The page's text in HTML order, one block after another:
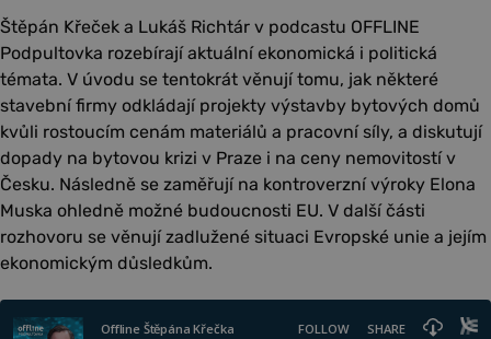
Štěpán Křeček a Lukáš Richtár v podcastu OFFLINE
Podpultovka rozebírají aktuální ekonomická i politická
témata. V úvodu se tentokrát věnují tomu, jak některé
stavební firmy odkládají projekty výstavby bytových domů
kvůli rostoucím cenám materiálů a pracovní síly, a diskutují
dopady na bytovou krizi v Praze i na ceny nemovitostí v
Česku. Následně se zaměřují na kontroverzní výroky Elona
Muska ohledně možné budoucnosti EU. V další části
rozhovoru se věnují zadlužené situaci Evropské unie a jejím
ekonomickým důsledkům.